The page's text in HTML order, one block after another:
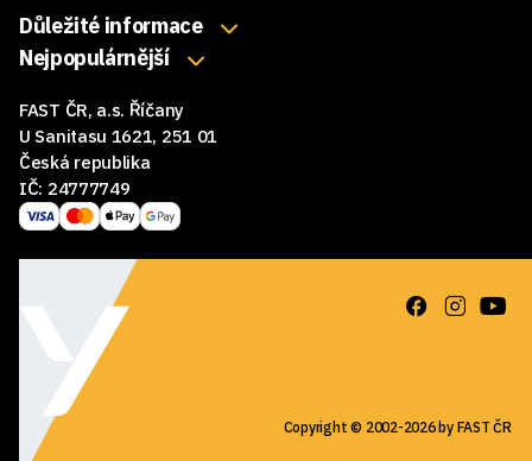
Důležité informace
O nás
Obchodní podmínky
Reklamace a vrácení zboží
GDPR
Nejpopulárnější
Sluchátka
Reproduktory
FAST ČR, a.s. Říčany
U Sanitasu 1621, 251 01
Česká republika
IČ: 24777749
Copyright © 2002-2026 by FAST ČR